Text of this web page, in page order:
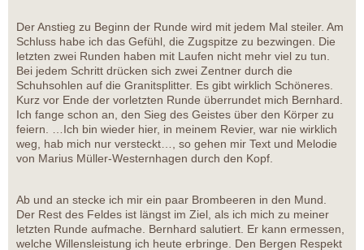
Der Anstieg zu Beginn der Runde wird mit jedem Mal steiler. Am
Schluss habe ich das Gefühl, die Zugspitze zu bezwingen. Die
letzten zwei Runden haben mit Laufen nicht mehr viel zu tun.
Bei jedem Schritt drücken sich zwei Zentner durch die
Schuhsohlen auf die Granitsplitter. Es gibt wirklich Schöneres.
Kurz vor Ende der vorletzten Runde überrundet mich Bernhard.
Ich fange schon an, den Sieg des Geistes über den Körper zu
feiern. …Ich bin wieder hier, in meinem Revier, war nie wirklich
weg, hab mich nur versteckt…, so gehen mir Text und Melodie
von Marius Müller-Westernhagen durch den Kopf.
Ab und an stecke ich mir ein paar Brombeeren in den Mund.
Der Rest des Feldes ist längst im Ziel, als ich mich zu meiner
letzten Runde aufmache. Bernhard salutiert. Er kann ermessen,
welche Willensleistung ich heute erbringe. Den Bergen Respekt